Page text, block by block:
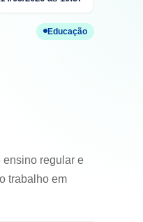
Educação
ensino regular e
trabalho em